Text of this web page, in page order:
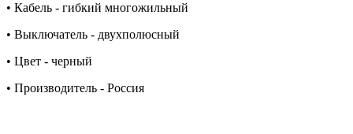
• Кабель - гибкий многожильный
• Выключатель - двухполюсный
• Цвет - черный
• Производитель - Россия